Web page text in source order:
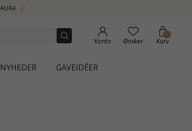
Konto Ønsker Kurv
NYHEDER GAVEIDÉER